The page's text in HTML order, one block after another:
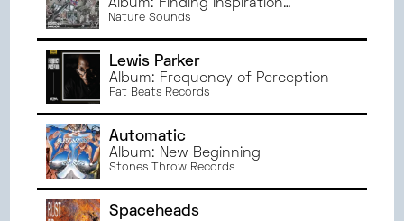
Album: Finding Inspiration
Somehow
Nature Sounds
Lewis Parker
Album: Frequency of Perception
Fat Beats Records
Automatic
Album: New Beginning
Stones Throw Records
Spaceheads